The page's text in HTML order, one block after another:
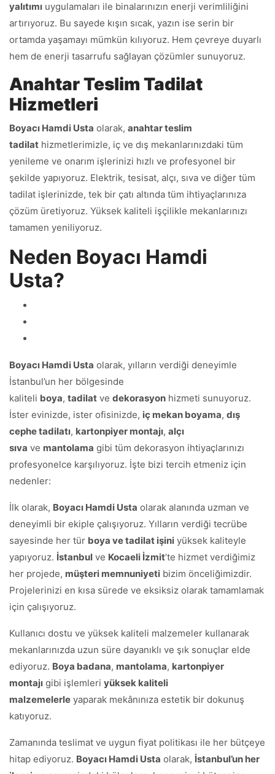
yalıtımı uygulamaları ile binalarınızın enerji verimliliğini
artırıyoruz. Bu sayede kışın sıcak, yazın ise serin bir
ortamda yaşamayı mümkün kılıyoruz. Hem çevreye duyarlı
hem de enerji tasarrufu sağlayan çözümler sunuyoruz.
Anahtar Teslim Tadilat
Hizmetleri
Boyacı Hamdi Usta olarak, anahtar teslim
tadilat hizmetlerimizle, iç ve dış mekanlarınızdaki tüm
yenileme ve onarım işlerinizi hızlı ve profesyonel bir
şekilde yapıyoruz. Elektrik, tesisat, alçı, sıva ve diğer tüm
tadilat işlerinizde, tek bir çatı altında tüm ihtiyaçlarınıza
çözüm üretiyoruz. Yüksek kaliteli işçilikle mekanlarınızı
tamamen yeniliyoruz.
Neden Boyacı Hamdi
Usta?
Boyacı Hamdi Usta olarak, yılların verdiği deneyimle
İstanbul’un her bölgesinde
kaliteli boya, tadilat ve dekorasyon hizmeti sunuyoruz.
İster evinizde, ister ofisinizde, iç mekan boyama, dış
cephe tadilatı, kartonpiyer montajı, alçı
sıva ve mantolama gibi tüm dekorasyon ihtiyaçlarınızı
profesyonelce karşılıyoruz. İşte bizi tercih etmeniz için
nedenler:
İlk olarak, Boyacı Hamdi Usta olarak alanında uzman ve
deneyimli bir ekiple çalışıyoruz. Yılların verdiği tecrübe
sayesinde her tür boya ve tadilat işini yüksek kaliteyle
yapıyoruz. İstanbul ve Kocaeli İzmit’te hizmet verdiğimiz
her projede, müşteri memnuniyeti bizim önceliğimizdir.
Projelerinizi en kısa sürede ve eksiksiz olarak tamamlamak
için çalışıyoruz.
Kullanıcı dostu ve yüksek kaliteli malzemeler kullanarak
mekanlarınızda uzun süre dayanıklı ve şık sonuçlar elde
ediyoruz. Boya badana, mantolama, kartonpiyer
montajı gibi işlemleri yüksek kaliteli
malzemelerle yaparak mekânınıza estetik bir dokunuş
katıyoruz.
Zamanında teslimat ve uygun fiyat politikası ile her bütçeye
hitap ediyoruz. Boyacı Hamdi Usta olarak, İstanbul’un her